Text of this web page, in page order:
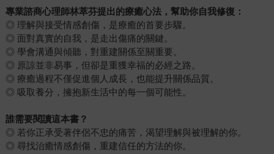
專業諮商心理師林萃芬提出的療癒心法，幫助你自我修復：
◎ 理解與接受情感創傷，是療癒的首要步驟。
◎ 面對真實的自我，是走出傷痛的關鍵。
◎ 學會溝通與傾聽，對重建關係至關重要。
◎ 原諒並非易事，但卻是重獲幸福的必經之路。
◎ 療癒過程不僅促進個人成長，也能提升關係品質。
◎ 吸取養分，擁抱新生活中的每一個可能性。
誰需要閱讀這本書？
◎ 若你正承受著伴侶不忠的痛苦，渴望理解與被理解的你。
◎ 尋找治癒情感創傷，重建信任的方法的你。